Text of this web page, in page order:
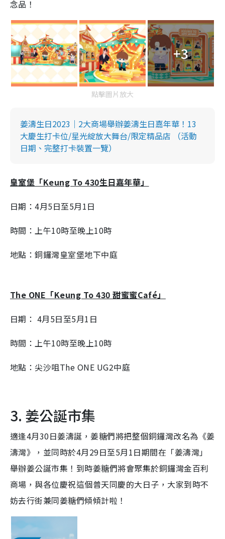
念品！
+3
點擊圖片放大
姜濤生日2023｜2大商場舉辦姜濤生日嘉年華！13
大慶生打卡位/星光綻放大舞台/限定精品店 （活動
日期、完整打卡裝置一覽）
皇室堡「Keung To 430生日嘉年華」
日期：4月5日至5月1日
時間：上午10時至晚上10時
地點：銅鑼灣皇室堡地下中庭
The ONE「Keung To 430 甜蜜蜜Café」
日期： 4月5日至5月1日
時間：上午10時至晚上10時
地點：尖沙咀The ONE UG2中庭
3. 姜公誕市集
適逢4月30日姜濤誕，姜糖們將把整個銅鑼灣改名為《姜
濤灣》，並同時於4月29日至5月1日期間在「姜濤灣」
舉辦姜公誕市集！到時姜糖們將會聚集於銅鑼灣金百利
商場，與各位慶祝這個普天同慶的大日子，大家到時不
妨去行街兼同姜糖們傾傾計啦！